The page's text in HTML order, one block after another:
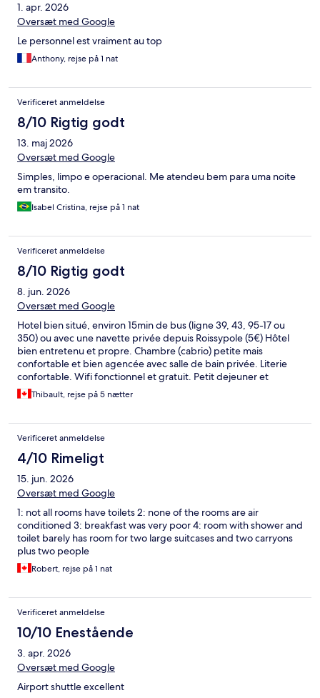
1. apr. 2026
Oversæt med Google
Le personnel est vraiment au top
Anthony, rejse på 1 nat
Verificeret anmeldelse
8/10 Rigtig godt
13. maj 2026
Oversæt med Google
Simples, limpo e operacional. Me atendeu bem para uma noite
em transito.
Isabel Cristina, rejse på 1 nat
Verificeret anmeldelse
8/10 Rigtig godt
8. jun. 2026
Oversæt med Google
Hotel bien situé, environ 15min de bus (ligne 39, 43, 95-17 ou
350) ou avec une navette privée depuis Roissypole (5€) Hôtel
bien entretenu et propre. Chambre (cabrio) petite mais
confortable et bien agencée avec salle de bain privée. Literie
confortable. Wifi fonctionnel et gratuit. Petit dejeuner et
parking disponible mais non testé. Pour le prix payé par nuit
(environ 42€) le rapport qualité/prix est très bon. Idéal pour une
Thibault, rejse på 5 nætter
Verificeret anmeldelse
4/10 Rimeligt
15. jun. 2026
Oversæt med Google
1: not all rooms have toilets 2: none of the rooms are air
conditioned 3: breakfast was very poor 4: room with shower and
toilet barely has room for two large suitcases and two carryons
plus two people
Robert, rejse på 1 nat
Verificeret anmeldelse
10/10 Enestående
3. apr. 2026
Oversæt med Google
Airport shuttle excellent